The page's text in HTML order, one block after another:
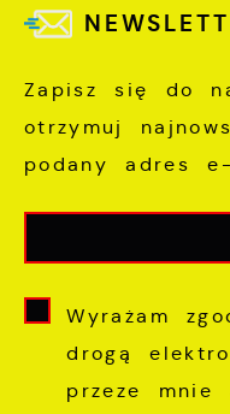
Zapisz się do
otrzymuj
podany adres
Wyrażam
drogą
przeze mnie